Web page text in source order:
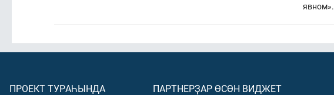
явном».
ПРОЕКТ ТУРАҺЫНДА
ПАРТНЕРҘАР ӨСӨН ВИДЖЕТ